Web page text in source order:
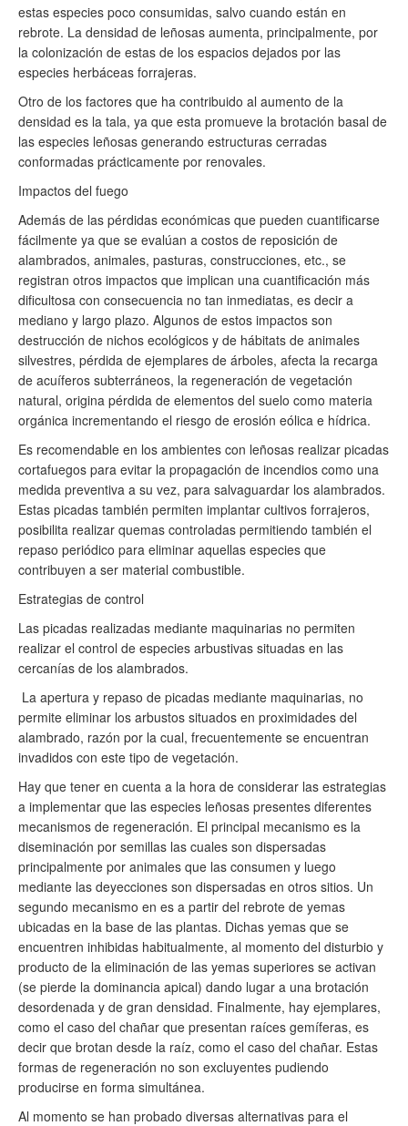
estas especies poco consumidas, salvo cuando están en
rebrote. La densidad de leñosas aumenta, principalmente, por
la colonización de estas de los espacios dejados por las
especies herbáceas forrajeras.
Otro de los factores que ha contribuido al aumento de la
densidad es la tala, ya que esta promueve la brotación basal de
las especies leñosas generando estructuras cerradas
conformadas prácticamente por renovales.
Impactos del fuego
Además de las pérdidas económicas que pueden cuantificarse
fácilmente ya que se evalúan a costos de reposición de
alambrados, animales, pasturas, construcciones, etc., se
registran otros impactos que implican una cuantificación más
dificultosa con consecuencia no tan inmediatas, es decir a
mediano y largo plazo. Algunos de estos impactos son
destrucción de nichos ecológicos y de hábitats de animales
silvestres, pérdida de ejemplares de árboles, afecta la recarga
de acuíferos subterráneos, la regeneración de vegetación
natural, origina pérdida de elementos del suelo como materia
orgánica incrementando el riesgo de erosión eólica e hídrica.
Es recomendable en los ambientes con leñosas realizar picadas
cortafuegos para evitar la propagación de incendios como una
medida preventiva a su vez, para salvaguardar los alambrados.
Estas picadas también permiten implantar cultivos forrajeros,
posibilita realizar quemas controladas permitiendo también el
repaso periódico para eliminar aquellas especies que
contribuyen a ser material combustible.
Estrategias de control
Las picadas realizadas mediante maquinarias no permiten
realizar el control de especies arbustivas situadas en las
cercanías de los alambrados.
La apertura y repaso de picadas mediante maquinarias, no
permite eliminar los arbustos situados en proximidades del
alambrado, razón por la cual, frecuentemente se encuentran
invadidos con este tipo de vegetación.
Hay que tener en cuenta a la hora de considerar las estrategias
a implementar que las especies leñosas presentes diferentes
mecanismos de regeneración. El principal mecanismo es la
diseminación por semillas las cuales son dispersadas
principalmente por animales que las consumen y luego
mediante las deyecciones son dispersadas en otros sitios. Un
segundo mecanismo en es a partir del rebrote de yemas
ubicadas en la base de las plantas. Dichas yemas que se
encuentren inhibidas habitualmente, al momento del disturbio y
producto de la eliminación de las yemas superiores se activan
(se pierde la dominancia apical) dando lugar a una brotación
desordenada y de gran densidad. Finalmente, hay ejemplares,
como el caso del chañar que presentan raíces gemíferas, es
decir que brotan desde la raíz, como el caso del chañar. Estas
formas de regeneración no son excluyentes pudiendo
producirse en forma simultánea.
Al momento se han probado diversas alternativas para el